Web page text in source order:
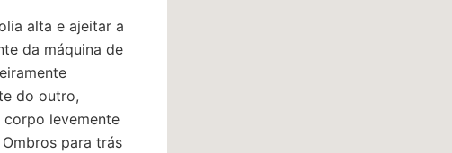
alta e ajeitar a
da máquina de
do outro,
levemente
para trás